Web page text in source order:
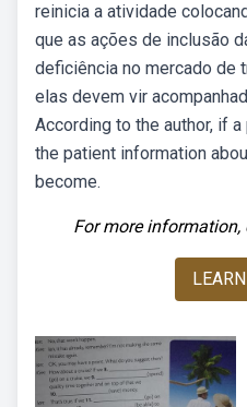
reinicia a atividade
que as ações de inclusão
deficiência no mercado de
elas devem vir
According to the author, if
the patient information
become.
For more